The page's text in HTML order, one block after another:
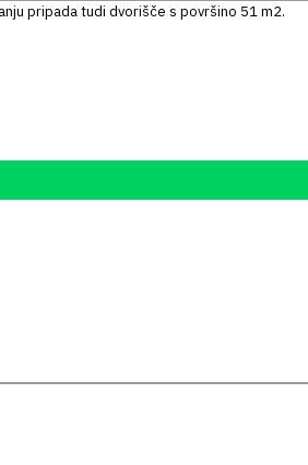
pripada tudi dvorišče s površino 51 m2.